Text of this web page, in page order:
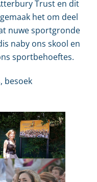
Trust en dit
het om deel
nuwe sportgronde
naby ons skool en
sportbehoeftes.
besoek